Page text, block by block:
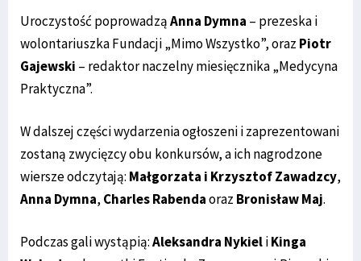
Uroczystość poprowadząAnna Dymna – prezeska i
wolontariuszka Fundacji „Mimo Wszystko”, oraz Piotr
Gajewski – redaktor naczelny miesięcznika „Medycyna
Praktyczna”.
W dalszej części wydarzenia ogłoszeni i zaprezentowani
zostaną zwycięzcy obu konkursów, a ich nagrodzone
wiersze odczytają: Małgorzata i Krzysztof Zawadzcy,
Anna Dymna, Charles Rabendaoraz Bronisław Maj.
Podczas gali wystąpią:Aleksandra NykieliKinga